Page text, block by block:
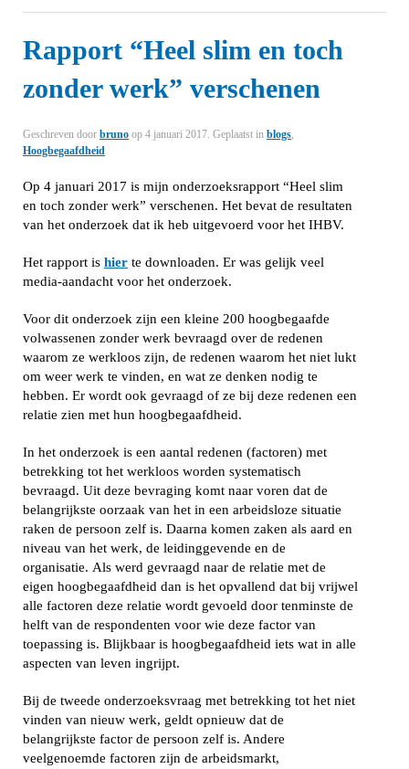
Rapport “Heel slim en toch
zonder werk” verschenen
Geschreven door bruno op 4 januari 2017. Geplaatst in blogs,
Hoogbegaafdheid
Op 4 januari 2017 is mijn onderzoeksrapport “Heel slim
en toch zonder werk” verschenen. Het bevat de resultaten
van het onderzoek dat ik heb uitgevoerd voor het IHBV.
Het rapport is hier te downloaden. Er was gelijk veel
media-aandacht voor het onderzoek.
Voor dit onderzoek zijn een kleine 200 hoogbegaafde
volwassenen zonder werk bevraagd over de redenen
waarom ze werkloos zijn, de redenen waarom het niet lukt
om weer werk te vinden, en wat ze denken nodig te
hebben. Er wordt ook gevraagd of ze bij deze redenen een
relatie zien met hun hoogbegaafdheid.
In het onderzoek is een aantal redenen (factoren) met
betrekking tot het werkloos worden systematisch
bevraagd. Uit deze bevraging komt naar voren dat de
belangrijkste oorzaak van het in een arbeidsloze situatie
raken de persoon zelf is. Daarna komen zaken als aard en
niveau van het werk, de leidinggevende en de
organisatie. Als werd gevraagd naar de relatie met de
eigen hoogbegaafdheid dan is het opvallend dat bij vrijwel
alle factoren deze relatie wordt gevoeld door tenminste de
helft van de respondenten voor wie deze factor van
toepassing is. Blijkbaar is hoogbegaafdheid iets wat in alle
aspecten van leven ingrijpt.
Bij de tweede onderzoeksvraag met betrekking tot het niet
vinden van nieuw werk, geldt opnieuw dat de
belangrijkste factor de persoon zelf is. Andere
veelgenoemde factoren zijn de arbeidsmarkt,